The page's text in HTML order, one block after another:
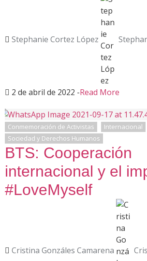
Stephanie Cortez López
2 de abril de 2022 -Read More
Conmemoración de Activistas
Internacional
Sociedad y Derechos Humanos
BTS: Cooperación
internacional y el
#LoveMyself
Cristina Gonzáles Camarena